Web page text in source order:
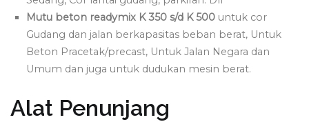
Mutu beton readymix K 350 s/d K 500 untuk cor
Gudang dan jalan berkapasitas beban berat, Untuk
Beton Pracetak/precast, Untuk Jalan Negara dan
Umum dan juga untuk dudukan mesin berat.
Alat Penunjang